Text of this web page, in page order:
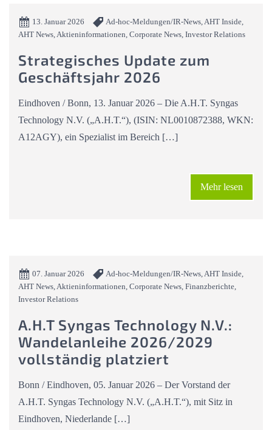
13. Januar 2026
Ad-hoc-Meldungen/IR-News, AHT Inside,
AHT News, Aktieninformationen, Corporate News, Investor Relations
Strategisches Update zum
Geschäftsjahr 2026
Eindhoven / Bonn, 13. Januar 2026 – Die A.H.T. Syngas
Technology N.V. („A.H.T.“), (ISIN: NL0010872388, WKN:
A12AGY), ein Spezialist im Bereich […]
Mehr lesen
07. Januar 2026
Ad-hoc-Meldungen/IR-News, AHT Inside,
AHT News, Aktieninformationen, Corporate News, Finanzberichte,
Investor Relations
A.H.T Syngas Technology N.V.:
Wandelanleihe 2026/2029
vollständig platziert
Bonn / Eindhoven, 05. Januar 2026 – Der Vorstand der
A.H.T. Syngas Technology N.V. („A.H.T.“), mit Sitz in
Eindhoven, Niederlande […]